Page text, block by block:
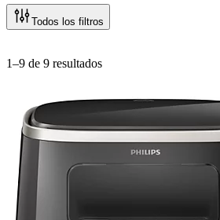
Todos los filtros
1–9 de 9 resultados